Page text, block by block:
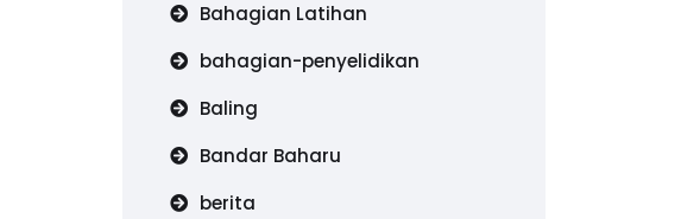
Bahagian Latihan
bahagian-penyelidikan
Baling
Bandar Baharu
berita